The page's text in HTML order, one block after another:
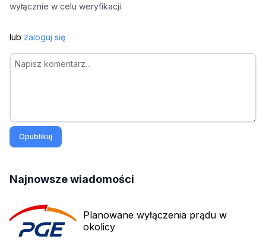
wyłącznie w celu weryfikacji.
lub zaloguj się
Opublikuj
Najnowsze wiadomości
Planowane wyłączenia prądu w
okolicy